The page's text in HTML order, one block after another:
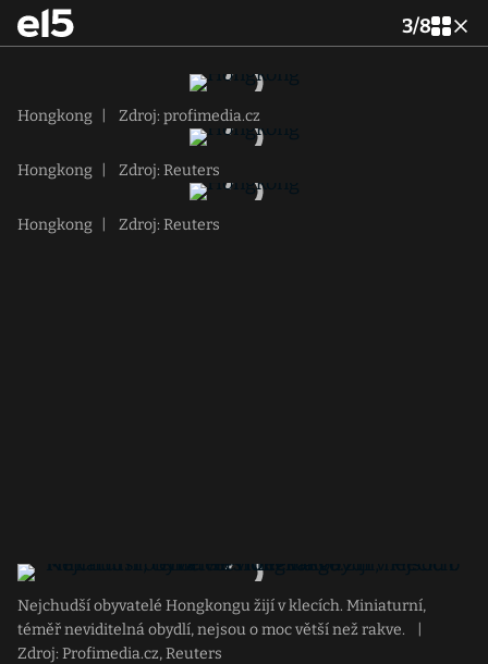
3/8
Hongkong Zdroj: profimedia.cz
Hongkong Zdroj: Reuters
Hongkong Zdroj: Reuters
Nejchudší obyvatelé Hongkongu žijí v klecích. Miniaturní,
téměř neviditelná obydlí, nejsou o moc větší než rakve.
Zdroj: Profimedia.cz, Reuters